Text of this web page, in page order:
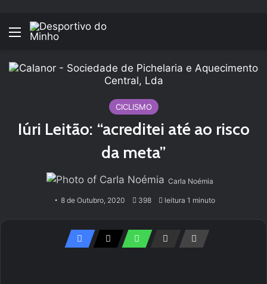
Menu
CICLISMO
Iúri Leitão: “acreditei até ao risco
da meta”
Carla Noémia
8 de Outubro, 2020 398 leitura 1 minuto